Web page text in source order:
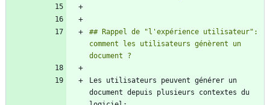
## Rappel de "l'expérience utilisateur":
comment les utilisateurs génèrent un
Les utilisateurs peuvent générer un
document depuis plusieurs contextes du